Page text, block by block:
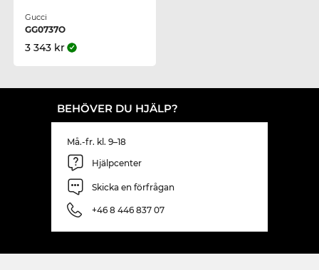
Gucci
GG0737O
3 343 kr
BEHÖVER DU HJÄLP?
Må.-fr. kl. 9–18
Hjälpcenter
Skicka en förfrågan
+46 8 446 837 07